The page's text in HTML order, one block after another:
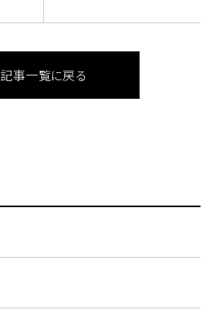
記事一覧に戻る